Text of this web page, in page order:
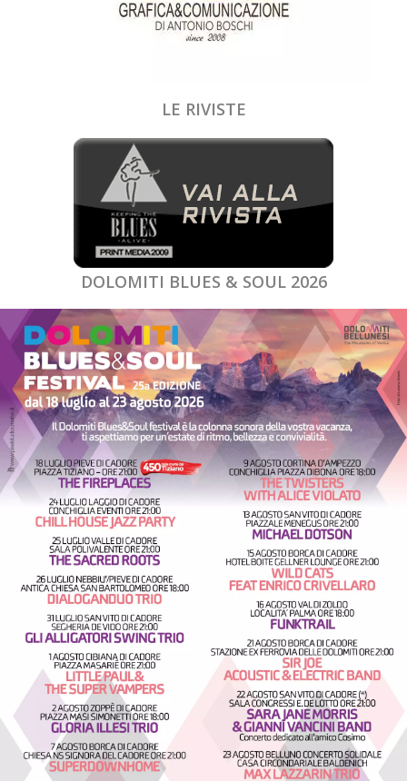
LE RIVISTE
DOLOMITI BLUES & SOUL 2026